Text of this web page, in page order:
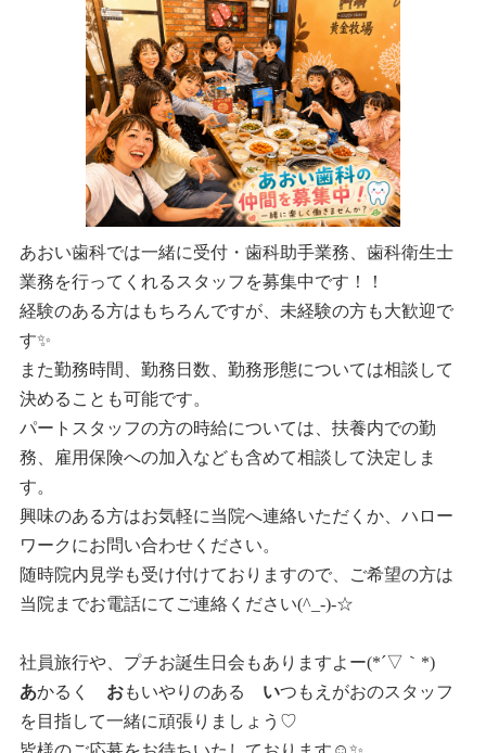
あおい歯科では一緒に受付・歯科助手業務、歯科衛生士
業務を行ってくれるスタッフを募集中です！！
経験のある方はもちろんですが、未経験の方も大歓迎で
す✨
また勤務時間、勤務日数、勤務形態については相談して
決めることも可能です。
パートスタッフの方の時給については、扶養内での勤
務、雇用保険への加入なども含めて相談して決定しま
す。
興味のある方はお気軽に当院へ連絡いただくか、ハロー
ワークにお問い合わせください。
随時院内見学も受け付けておりますので、ご希望の方は
当院までお電話にてご連絡ください(^_-)-☆
社員旅行や、プチお誕生日会もありますよー(*´▽｀*)
あかるく おもいやりのある いつもえがおのスタッフ
を目指して一緒に頑張りましょう♡